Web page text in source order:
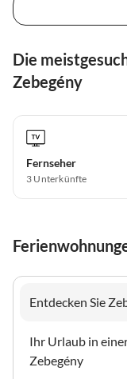
Die
Zebegény
Fernseher
3 Unterkünfte
Entdecken Sie
Ihr Urlaub in
Zebegény